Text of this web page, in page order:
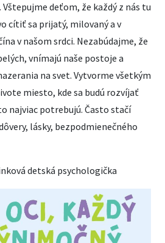
deťom, že každý z nás tu
cítiť sa prijatý, milovaný a v
v našom srdci. Nezabúdajme, že
vnímajú naše postoje a
na svet. Vytvorme všetkým
miesto, kde sa budú rozvíjať
najviac potrebujú. Často stačí
lásky, bezpodmienečného
detská psychologička